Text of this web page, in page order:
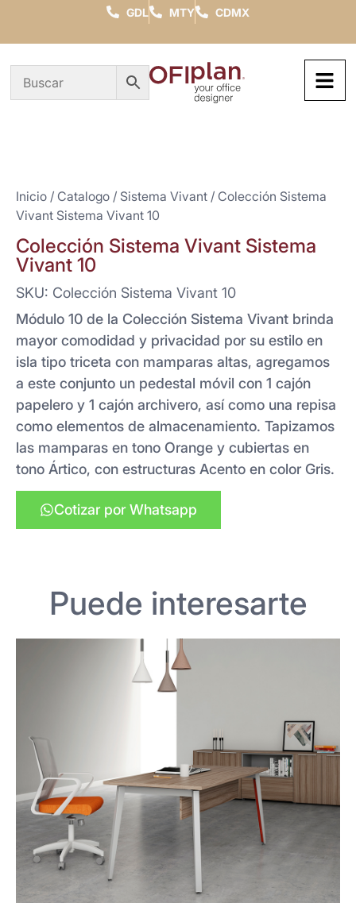
GDL MTY CDMX
Inicio / Catalogo / Sistema Vivant / Colección Sistema
Vivant Sistema Vivant 10
Colección Sistema Vivant Sistema
Vivant 10
SKU: Colección Sistema Vivant 10
Módulo 10 de la Colección Sistema Vivant brinda
mayor comodidad y privacidad por su estilo en
isla tipo triceta con mamparas altas, agregamos
a este conjunto un pedestal móvil con 1 cajón
papelero y 1 cajón archivero, así como una repisa
como elementos de almacenamiento. Tapizamos
las mamparas en tono Orange y cubiertas en
tono Ártico, con estructuras Acento en color Gris.
Cotizar por Whatsapp
Puede interesarte